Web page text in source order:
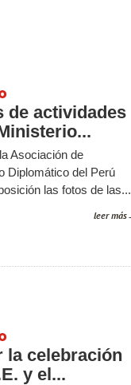
de actividades
Asociación de
Diplomático del Perú
las fotos de las...
leer más
la celebración
y el...